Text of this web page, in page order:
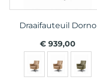
Draaifauteuil Dorno
€ 939,00